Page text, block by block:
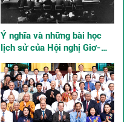
Ý nghĩa và những bài học
lịch sử của Hội nghị Giơ-
1954